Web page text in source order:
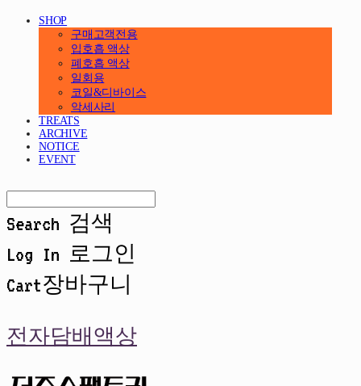
SHOP
구매고객전용
입호흡 액상
폐호흡 액상
일회용
코일&디바이스
악세사리
TREATS
ARCHIVE
NOTICE
EVENT
Search 검색
Log In 로그인
Cart장바구니
전자담배액상